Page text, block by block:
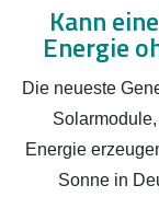
Kann eine
Energie
Die neueste
Energie
Sonne in